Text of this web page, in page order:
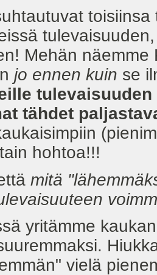
Mehän
jo ennen kuin se
tähdet
hohtoa!!!
mitä
yritämme
vielä